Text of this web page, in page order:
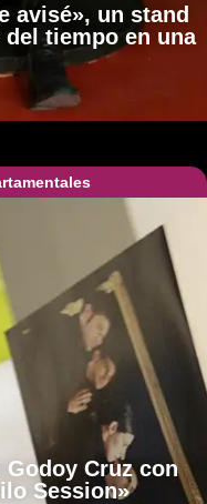
avisé», un stand
tiempo en una
Cruz con
Session»